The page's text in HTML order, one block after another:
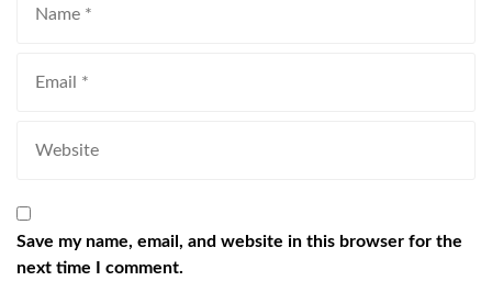
Save my name, email, and website in this browser for the
next time I comment.